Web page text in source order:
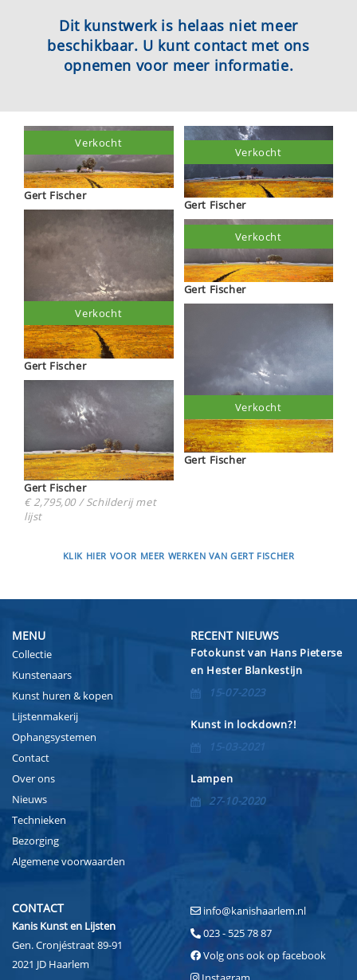
Dit kunstwerk is helaas niet meer
beschikbaar. U kunt contact met ons
opnemen voor meer informatie.
Gert Fischer
Verkocht
Gert Fischer
Verkocht
Gert Fischer
€ 2,795,00 / Schilderij met
lijst
Gert Fischer
Verkocht
Gert Fischer
Verkocht
Gert Fischer
Verkocht
KLIK HIER VOOR MEER WERKEN VAN GERT FISCHER
MENU
Collectie
Kunstenaars
Kunst huren & kopen
Lijstenmakerij
Ophangsystemen
Contact
Over ons
Nieuws
Technieken
Bezorging
Algemene voorwaarden
RECENT NIEUWS
Fotokunst van Hans Pieterse
en Hester Blankestijn
15-07-2023
Kunst in lockdown?!
15-03-2021
Lampen
27-10-2020
CONTACT
Kanis Kunst en Lijsten
Gen. Cronjéstraat 89-91
2021 JD Haarlem
info@kanishaarlem.nl
023 - 525 78 87
Volg ons ook op facebook